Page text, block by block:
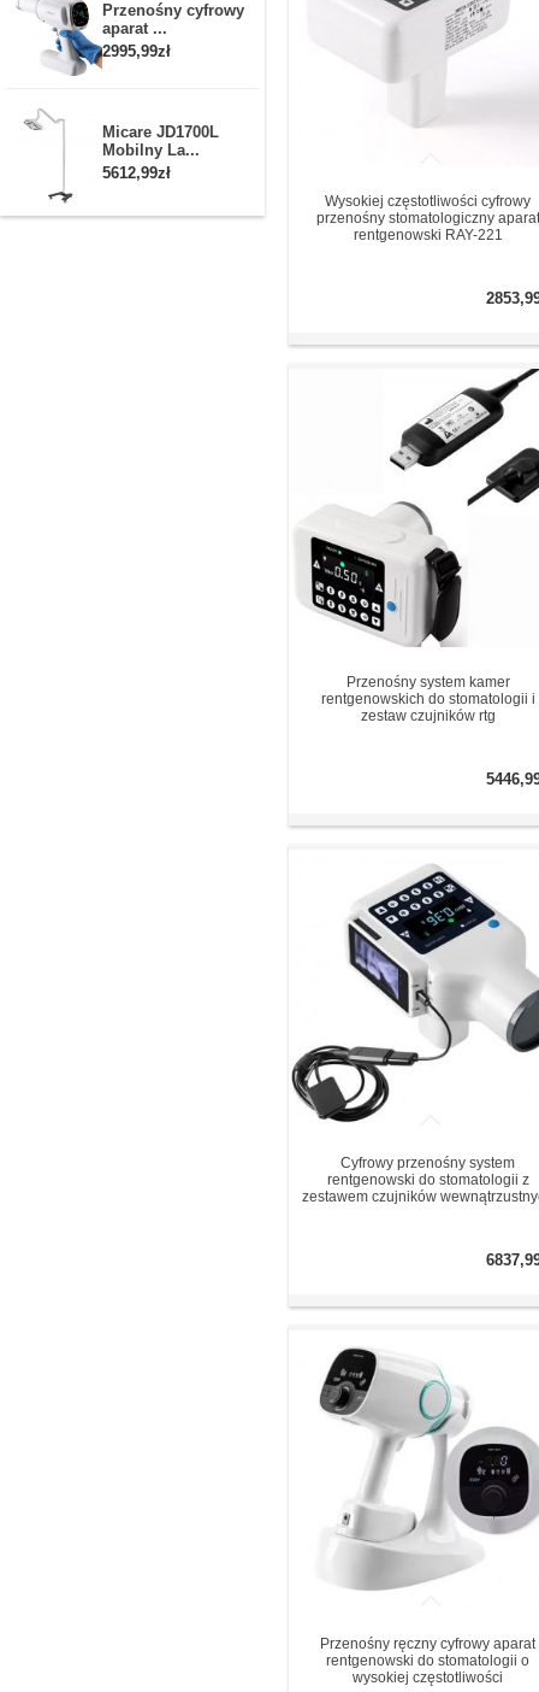
Przenośny cyfrowy
aparat ...
2995,99zł
Micare JD1700L
Mobilny La...
5612,99zł
Wysokiej częstotliwości cyfrowy
przenośny stomatologiczny aparat
rentgenowski RAY-221
Przenośny system kamer
rentgenowskich do stomatologii i
zestaw czujników rtg
Cyfrowy przenośny system
rentgenowski do stomatologii z
zestawem czujników
Przenośny ręczny cyfrowy aparat
rentgenowski do stomatologii o
wysokiej częstotliwości